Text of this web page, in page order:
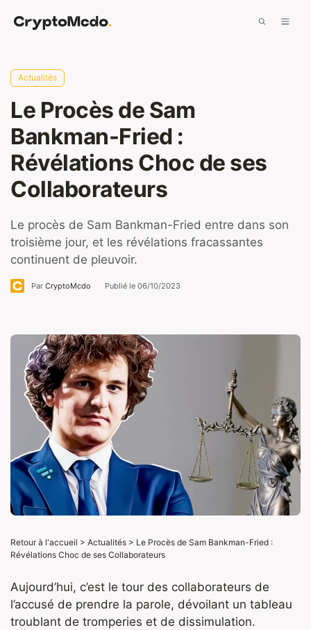
Actualités
Le Procès de Sam
Bankman-Fried :
Révélations Choc de ses
Collaborateurs
Le procès de Sam Bankman-Fried entre dans son
troisième jour, et les révélations fracassantes
continuent de pleuvoir.
Par CryptoMcdo Publié le 06/10/2023
Retour à l'accueil > Actualités > Le Procès de Sam Bankman-Fried :
Révélations Choc de ses Collaborateurs
Aujourd’hui, c’est le tour des collaborateurs de
l’accusé de prendre la parole, dévoilant un tableau
troublant de tromperies et de dissimulation.